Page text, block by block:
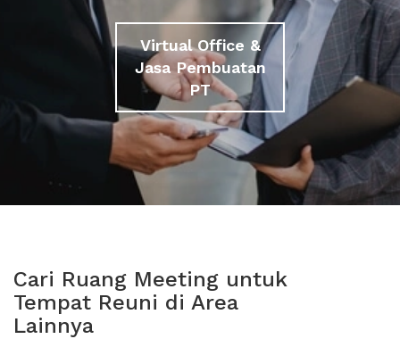
Virtual Office &
Jasa Pembuatan
PT
Cari Ruang Meeting untuk
Tempat Reuni di Area
Lainnya